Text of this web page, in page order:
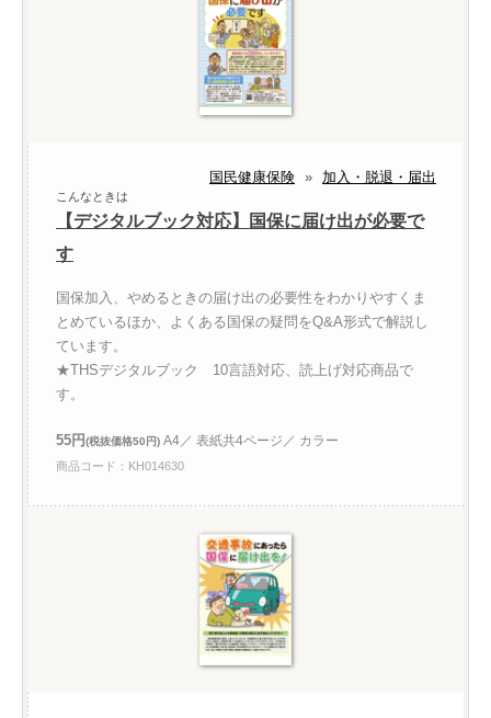
国民健康保険 » 加入・脱退・届出
こんなときは
【デジタルブック対応】国保に届け出が必要で
す
国保加入、やめるときの届け出の必要性をわかりやすくま
とめているほか、よくある国保の疑問をQ&A形式で解説し
ています。
★THSデジタルブック 10言語対応、読上げ対応商品で
す。
55円(税抜価格50円) A4／ 表紙共4ページ／ カラー
商品コード：KH014630